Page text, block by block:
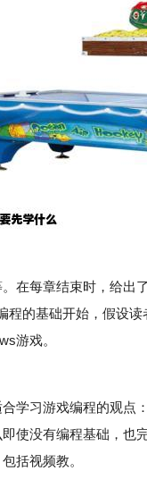
每章结束时，给出
程的基础开始，假设
游戏。
习游戏编程的观点
使没有编程基础，也
括视频教。